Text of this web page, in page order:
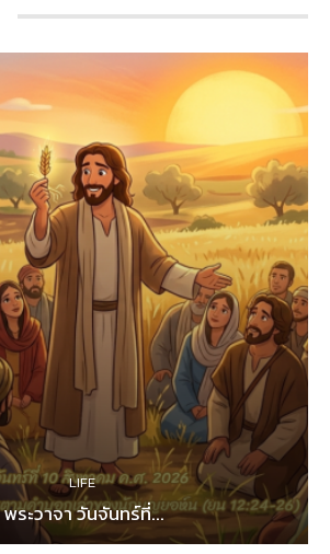
LIFE
พระวาจา วันจันทร์ที่...